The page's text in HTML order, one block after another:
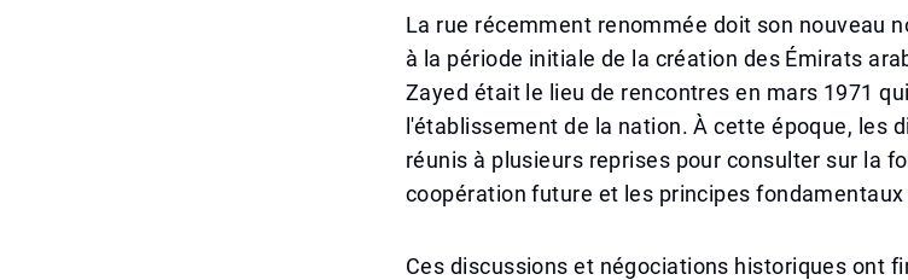
La rue récemment renommée doit son nouveau
à la période initiale de la création des Émirats
Zayed était le lieu de rencontres en mars 1971
l'établissement de la nation. À cette époque, les
réunis à plusieurs reprises pour consulter sur la
coopération future et les principes
Ces discussions et négociations historiques ont